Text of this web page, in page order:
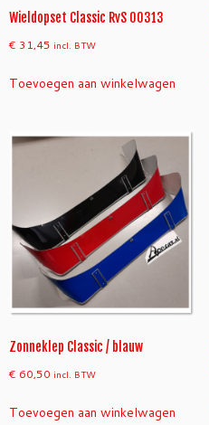
Wieldopset Classic RvS 00313
€ 31,45 incl. BTW
Toevoegen aan winkelwagen
Zonneklep Classic / blauw
€ 60,50 incl. BTW
Toevoegen aan winkelwagen